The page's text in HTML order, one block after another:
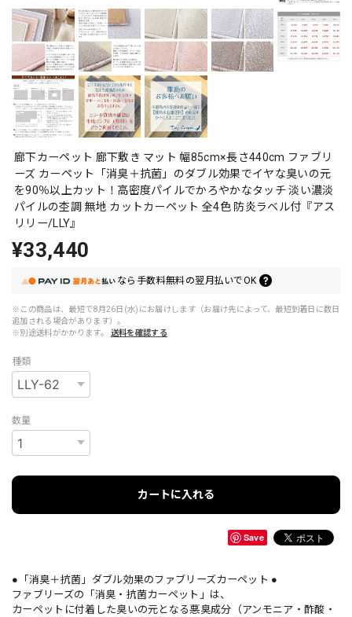
廊下カーペット 廊下敷き マット 幅85cm×長さ440cm ファブリ
ーズ カーペット「消臭＋抗菌」のダブル効果でイヤな臭いの元
を90％以上カット！高密度パイルでかろやかなタッチ 淡い濃淡
パイルの杢調 無地 カットカーペット 全4色 防炎ラベル付『アス
リリー/LLY』
¥33,440
なら 手数料無料の翌月払いでOK
※この商品は、最短で8月26日(水)にお届けします（お届け先によって、最短到着日に数日
追加される場合があります）。
※別途送料がかかります。
送料を確認する
種類
数量
カートに入れる
Save
●「消臭＋抗菌」ダブル効果のファブリーズカーペット ●
ファブリーズの「消臭・抗菌カーペット」は、
カーペットに付着した臭いの元となる悪臭成分（アンモニア・酢酸・